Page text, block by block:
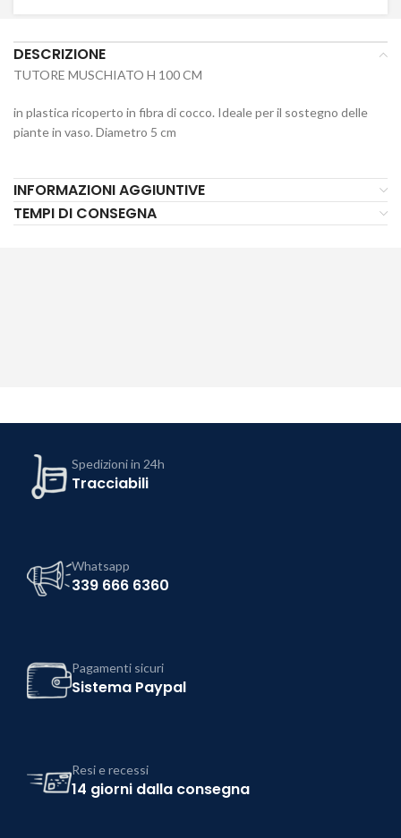
DESCRIZIONE
TUTORE MUSCHIATO H 100 CM
in plastica ricoperto in fibra di cocco. Ideale per il sostegno delle
piante in vaso. Diametro 5 cm
INFORMAZIONI AGGIUNTIVE
TEMPI DI CONSEGNA
Spedizioni in 24h
Tracciabili
Whatsapp
339 666 6360
Pagamenti sicuri
Sistema Paypal
Resi e recessi
14 giorni dalla consegna